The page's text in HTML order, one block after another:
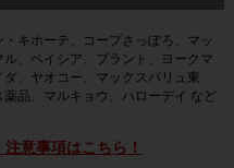
キホーテ、コープさっぽろ、マッ
、ベイシア、プラント、ヨークマ
、ヤオコー、マックスバリュ東
品、マルキョウ、ハローデイ など
注意事項はこちら！